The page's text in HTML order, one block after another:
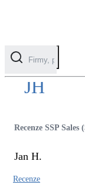
Kategorie
JH
Recenze SSP
Jan H.
Recenze